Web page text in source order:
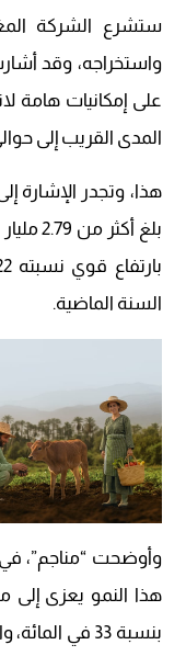
ستشرع الشركة
واستخراجه، وقد
على إمكانيات هامة
المدى القريب إلى حوالي 155
هذا، وتجدر الإشارة
السنة الماضية.
وأوضحت “مناجم”، في
بنسبة 33 في